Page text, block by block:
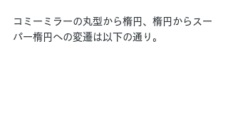
コミーミラーの丸型から楕円、楕円からスー
パー楕円への変遷は以下の通り。